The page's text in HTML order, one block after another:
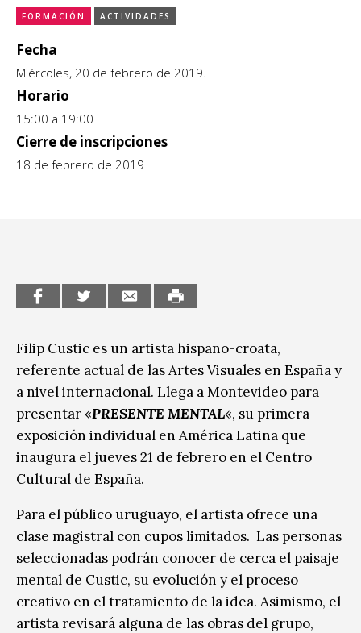
CCE en el interior/libros
Espacio itinerante de lectura infantil
Exposiciones
Formación
Género y Diversidad
Infantil y Juvenil
Sin categoría
FORMACIÓN ACTIVIDADES
Fecha
Miércoles, 20 de febrero de 2019.
Horario
15:00 a 19:00
Cierre de inscripciones
18 de febrero de 2019
Filip Custic es un artista hispano-croata,
referente actual de las Artes Visuales en España y
a nivel internacional. Llega a Montevideo para
presentar «PRESENTE MENTAL«, su primera
exposición individual en América Latina que
inaugura el jueves 21 de febrero en el Centro
Cultural de España.
Para el público uruguayo, el artista ofrece una
clase magistral con cupos limitados. Las personas
seleccionadas podrán conocer de cerca el paisaje
mental de Custic, su evolución y el proceso
creativo en el tratamiento de la idea. Asimismo, el
artista revisará alguna de las obras del grupo,